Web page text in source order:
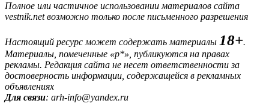
Полное или частичное использовании материалов сайта
vestnik.net возможно только после письменного разрешения
Настоящий ресурс может содержать материалы 18+.
Материалы, помеченные «р*», публикуются на правах
рекламы. Редакция сайта не несет ответственности за
достоверность информации, содержащейся в рекламных
объявлениях
Для связи: arh-info@yandex.ru